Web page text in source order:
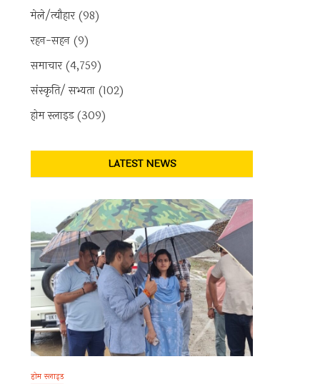
मेले/त्यौहार(98)
रहन-सहन (9)
समाचार(4,759)
संस्कृति/ सभ्यता (102)
होम स्लाइड(309)
LATEST NEWS
होम स्लाइड